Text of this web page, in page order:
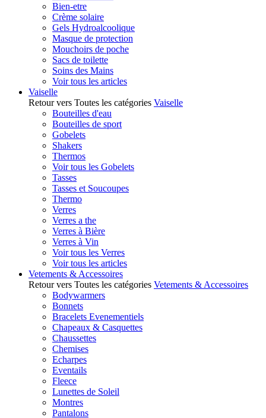
Bien-etre
Crème solaire
Gels Hydroalcoolique
Masque de protection
Mouchoirs de poche
Sacs de toilette
Soins des Mains
Voir tous les articles
Vaiselle
Retour vers Toutes les catégories Vaiselle
Bouteilles d'eau
Bouteilles de sport
Gobelets
Shakers
Thermos
Voir tous les Gobelets
Tasses
Tasses et Soucoupes
Thermo
Verres
Verres a the
Verres à Bière
Verres à Vin
Voir tous les Verres
Voir tous les articles
Vetements & Accessoires
Retour vers Toutes les catégories Vetements & Accessoires
Bodywarmers
Bonnets
Bracelets Evenementiels
Chapeaux & Casquettes
Chaussettes
Chemises
Echarpes
Eventails
Fleece
Lunettes de Soleil
Montres
Pantalons